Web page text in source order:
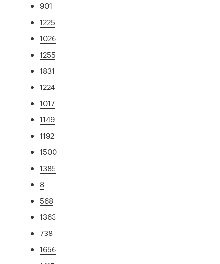
901
1225
1026
1255
1831
1224
1017
1149
1192
1500
1385
8
568
1363
738
1656